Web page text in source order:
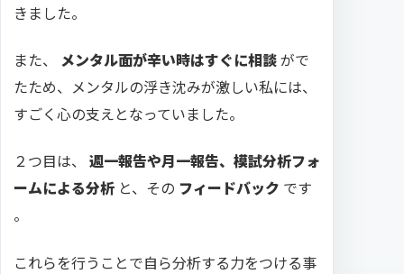
きました。
また、 メンタル面が辛い時はすぐに相談がで
たため、メンタルの浮き沈みが激しい私には、
すごく心の支えとなっていました。
２つ目は、 週一報告や月一報告、模試分析フォ
ームによる分析 と、その フィードバック です
。
これらを行うことで自ら分析する力をつける事